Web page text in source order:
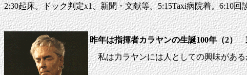
2:30起床。ドック判定x1、新聞・文献等。5:15Taxi病院着。6:10
昨年は指揮者カラヤンの生誕100年（2）
私は力ラヤンには人としての興味がある